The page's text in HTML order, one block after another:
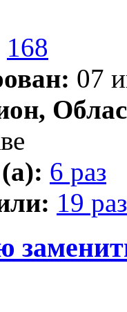
168
07
6 раз
19 раз